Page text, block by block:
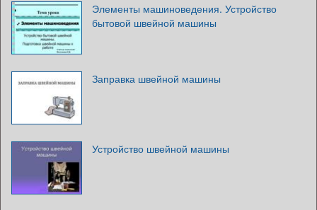
Элементы машиноведения. Устройство
бытовой швейной машины
Заправка швейной машины
Устройство швейной машины